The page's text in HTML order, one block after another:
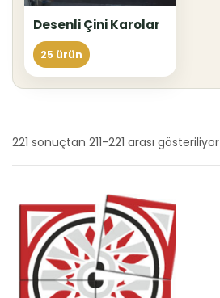
Desenli Çini Karolar
25 ürün
221 sonuçtan 211-221 arası gösteriliyor